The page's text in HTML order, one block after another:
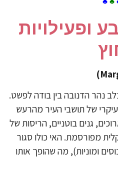
הדנובה בין בודה לפשט.
של תושבי העיר מהרעש
גנים בוטניים, הריסות של
מפורסמת. האי כולו סגור
ומוניות), מה שהופך אותו